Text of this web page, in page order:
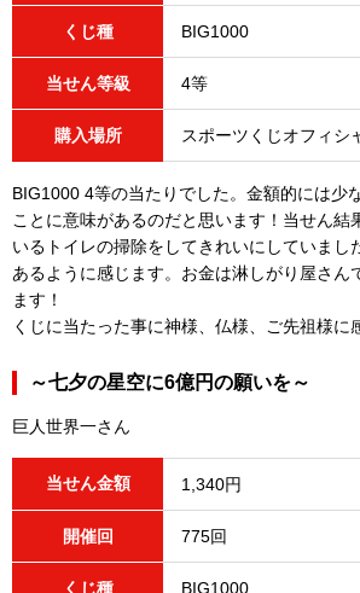
くじ種 BIG1000
当せん等級 4等
購入場所 スポーツくじオフィシ
BIG1000 4等の当たりでした。金額的には少
ことに意味があるのだと思います！当せん結
いるトイレの掃除をしてきれいにしていまし
あるように感じます。お金は淋しがり屋さん
ます！
くじに当たった事に神様、仏様、ご先祖様に
～七夕の星空に6億円の願いを～
巨人世界一さん
当せん金額 1,340円
開催回 775回
くじ種 BIG1000